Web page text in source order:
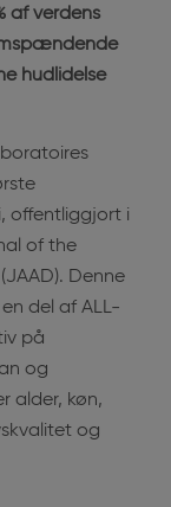
af verdens
hudlidelse
offentliggjort i
of the
(JAAD). Denne
del af ALL-
på
og
alder, køn,
og